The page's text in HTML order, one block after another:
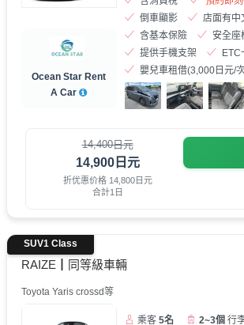
Ocean Star Rent
A Car
倒車顯影
店面有中
含基本保險
安全座
提供手機支架
ETC
嬰兒車租借(3,000日元/
14,400日元
14,900日元
折优惠价格 14,800日元
合計1日
RAIZE┃同等級車輛
SUV1 Class
Toyota Yaris crossd等
乘客5名 2~3個 行